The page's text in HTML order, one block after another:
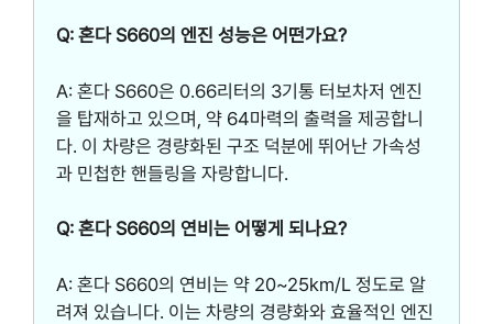
Q: 혼다 S660의 엔진 성능은 어떤가요?
A: 혼다 S660은 0.66리터의 3기통 터보차저 엔진
을 탑재하고 있으며, 약 64마력의 출력을 제공합니
다. 이 차량은 경량화된 구조 덕분에 뛰어난 가속성
과 민첩한 핸들링을 자랑합니다.
Q: 혼다 S660의 연비는 어떻게 되나요?
A: 혼다 S660의 연비는 약 20~25km/L 정도로 알
려져 있습니다. 이는 차량의 경량화와 효율적인 엔진